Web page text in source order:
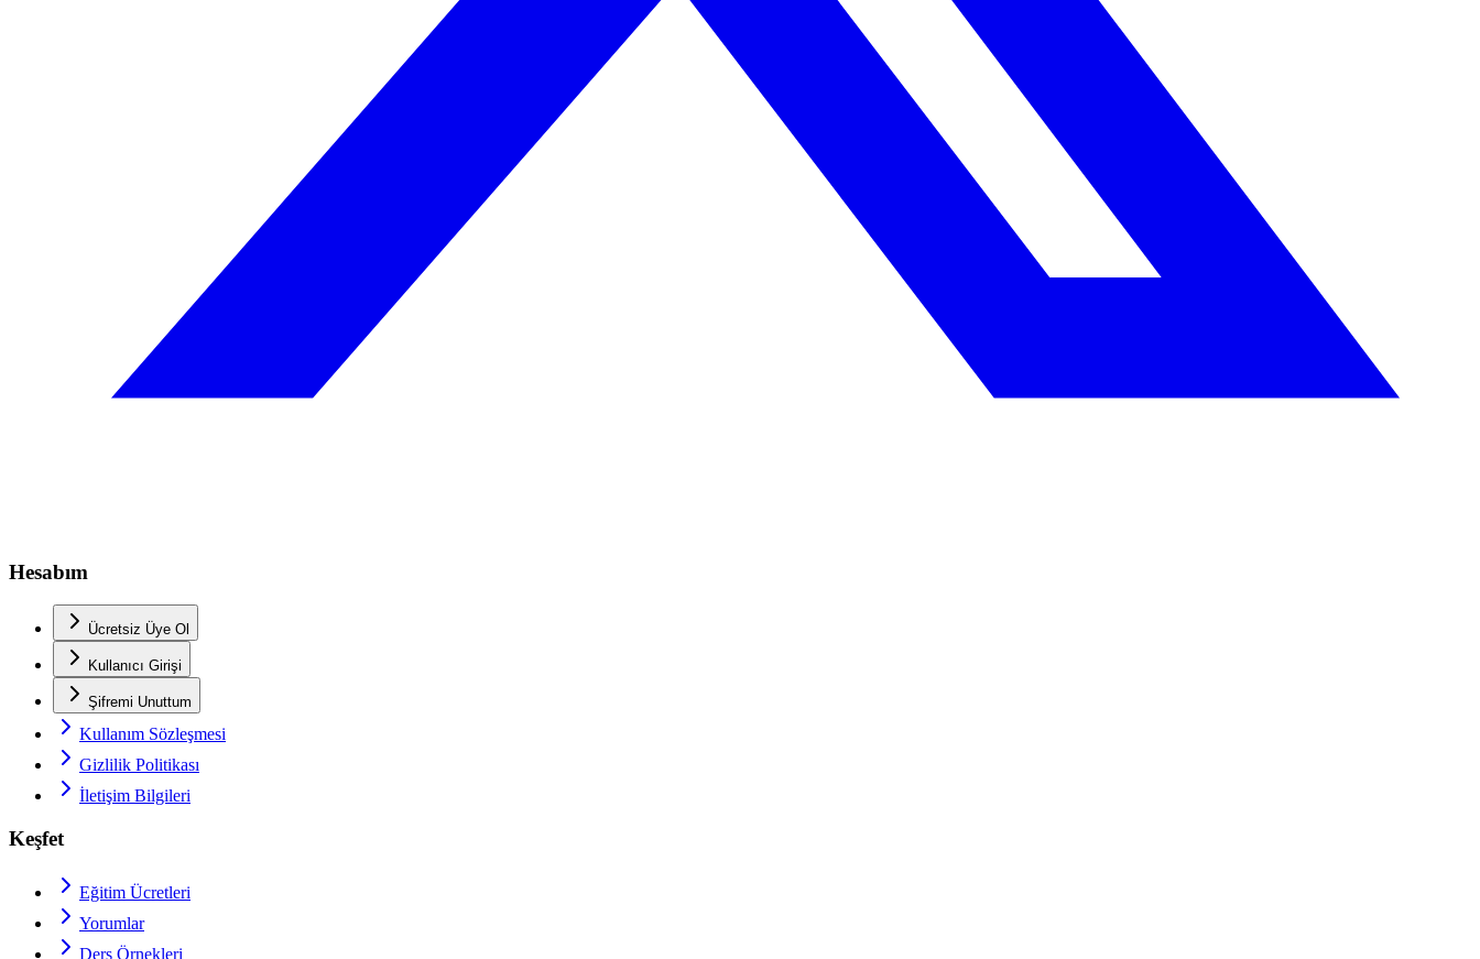
Hesabım
Ücretsiz Üye Ol
Kullanıcı Girişi
Şifremi Unuttum
Kullanım Sözleşmesi
Gizlilik Politikası
İletişim Bilgileri
Keşfet
Eğitim Ücretleri
Yorumlar
Ders Örnekleri